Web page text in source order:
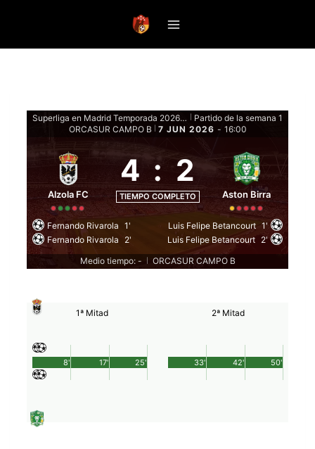
Superliga en Madrid Temporada 2026 Clausura - Fase Regular
Partido de la semana 1
ORCASUR CAMPO B
7 JUN 2026 - 16:00
Alzola FC
4 : 2
TIEMPO COMPLETO Aston Birra
Fernando Rivarola 1'
Fernando Rivarola
2'
Luis Felipe Betancourt 1'
Luis Felipe Betancourt 2'
Medio tiempo: -
ORCASUR CAMPO B
1ª Mitad
25'
8' 17'
2ª Mitad
50'
33' 42'